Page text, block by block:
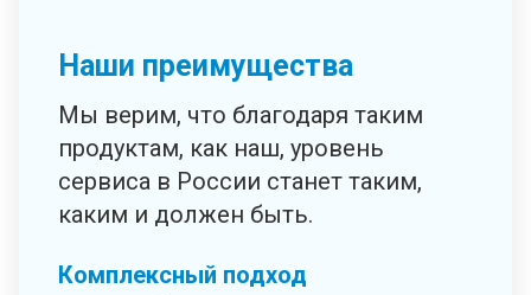
Наши преимущества
Мы верим, что благодаря таким
продуктам, как наш, уровень
сервиса в России станет таким,
каким и должен быть.
Комплексный подход